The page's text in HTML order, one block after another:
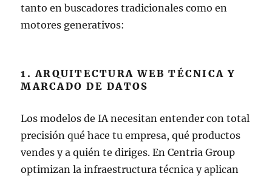
tanto en buscadores tradicionales como en
motores generativos:
1. ARQUITECTURA WEB TÉCNICA Y
MARCADO DE DATOS
Los modelos de IA necesitan entender con total
precisión qué hace tu empresa, qué productos
vendes y a quién te diriges. En Centria Group
optimizan la infraestructura técnica y aplican